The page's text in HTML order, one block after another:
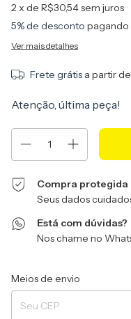
2x de R$30,54sem juros
5% de desconto pagando
Ver mais detalhes
Frete grátis a partir de
Atenção, última peça!
Compra protegida
Seus dados
Está com dúvidas?
Nos chame no
Entregas para o CEP:
Meios de envio